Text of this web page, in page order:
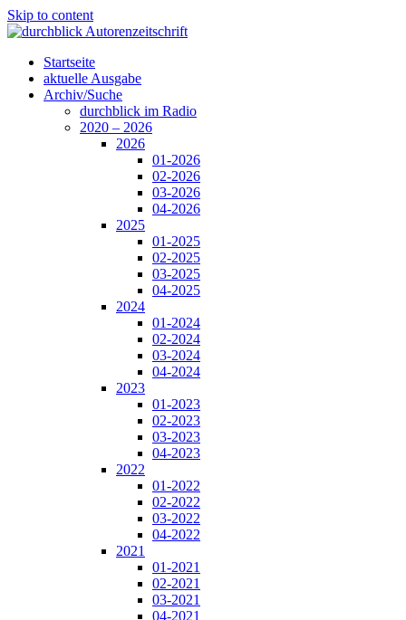
Skip to content
Startseite
aktuelle Ausgabe
Archiv/Suche
durchblick im Radio
2020 – 2026
2026
01-2026
02-2026
03-2026
04-2026
2025
01-2025
02-2025
03-2025
04-2025
2024
01-2024
02-2024
03-2024
04-2024
2023
01-2023
02-2023
03-2023
04-2023
2022
01-2022
02-2022
03-2022
04-2022
2021
01-2021
02-2021
03-2021
04-2021